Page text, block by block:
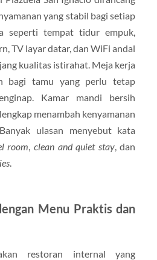
yang stabil bagi setiap
seperti tempat tidur empuk,
TV layar datar, dan WiFi andal
kualitas istirahat. Meja kerja
bagi tamu yang perlu tetap
Kamar mandi bersih
menambah kenyamanan
ulasan menyebut kata
room ,clean and quiet stay, dan
.
Menu Praktis dan
restoran internal yang